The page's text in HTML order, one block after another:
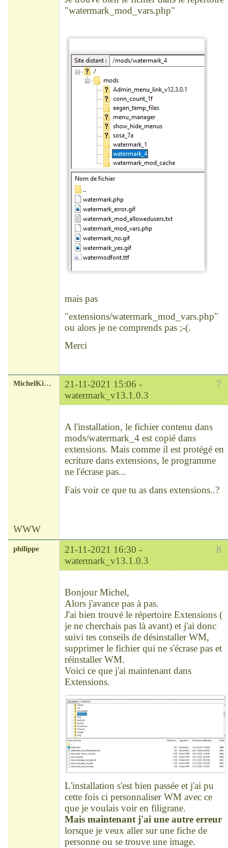
"watermark_mod_vars.php"
mais pas
"extensions/watermark_mod_vars.php"
ou alors je ne comprends pas ;-(.
Merci
7
MichelKirsch
21-11-2021 15:06 -
watermark_v13.1.0.3
A l'installation, le fichier contenu dans
mods/watermark_4 est copié dans
extensions. Mais comme il est protégé en
ecriture dans extensions, le programme
ne l'écrase pas...
Fais voir ce que tu as dans extensions..?
WWW
8
philippe
21-11-2021 16:30 -
watermark_v13.1.0.3
Bonjour Michel,
Alors j'avance pas à pas.
J'ai bien trouvé le répertoire Extensions (
je ne cherchais pas là avant) et j'ai donc
suivi tes conseils de désinstaller WM,
supprimer le fichier qui ne s'écrase pas et
réinstaller WM.
Voici ce que j'ai maintenant dans
Extensions.
L'installation s'est bien passée et j'ai pu
cette fois ci personnaliser WM avec ce
que je voulais voir en filigrane.
Mais maintenant j'ai une autre erreur
lorsque je veux aller sur une fiche de
personne ou se trouve une image.